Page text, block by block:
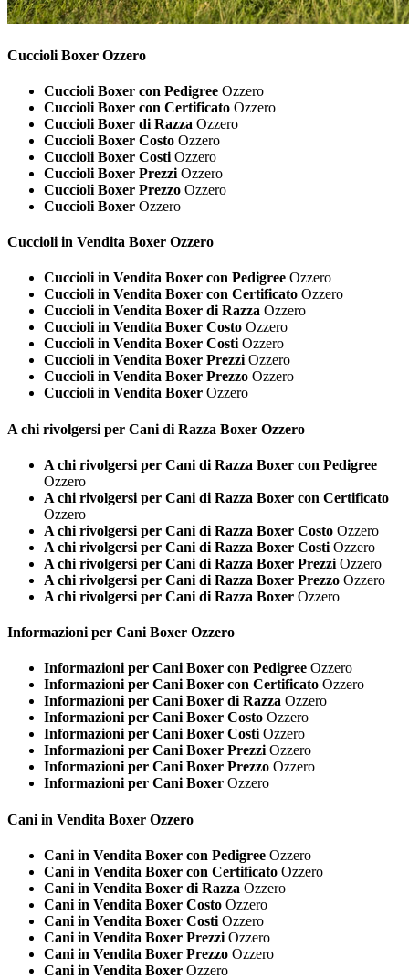
Cuccioli Boxer Ozzero
Cuccioli Boxer con Pedigree Ozzero
Cuccioli Boxer con Certificato Ozzero
Cuccioli Boxer di Razza Ozzero
Cuccioli Boxer Costo Ozzero
Cuccioli Boxer Costi Ozzero
Cuccioli Boxer Prezzi Ozzero
Cuccioli Boxer Prezzo Ozzero
Cuccioli Boxer Ozzero
Cuccioli in Vendita Boxer Ozzero
Cuccioli in Vendita Boxer con Pedigree Ozzero
Cuccioli in Vendita Boxer con Certificato Ozzero
Cuccioli in Vendita Boxer di Razza Ozzero
Cuccioli in Vendita Boxer Costo Ozzero
Cuccioli in Vendita Boxer Costi Ozzero
Cuccioli in Vendita Boxer Prezzi Ozzero
Cuccioli in Vendita Boxer Prezzo Ozzero
Cuccioli in Vendita Boxer Ozzero
A chi rivolgersi per Cani di Razza Boxer Ozzero
A chi rivolgersi per Cani di Razza Boxer con Pedigree
Ozzero
A chi rivolgersi per Cani di Razza Boxer con Certificato
Ozzero
A chi rivolgersi per Cani di Razza Boxer Costo Ozzero
A chi rivolgersi per Cani di Razza Boxer Costi Ozzero
A chi rivolgersi per Cani di Razza Boxer Prezzi Ozzero
A chi rivolgersi per Cani di Razza Boxer Prezzo Ozzero
A chi rivolgersi per Cani di Razza Boxer Ozzero
Informazioni per Cani Boxer Ozzero
Informazioni per Cani Boxer con Pedigree Ozzero
Informazioni per Cani Boxer con Certificato Ozzero
Informazioni per Cani Boxer di Razza Ozzero
Informazioni per Cani Boxer Costo Ozzero
Informazioni per Cani Boxer CostiOzzero
Informazioni per Cani Boxer PrezziOzzero
Informazioni per Cani Boxer Prezzo Ozzero
Informazioni per Cani Boxer Ozzero
Cani in Vendita Boxer Ozzero
Cani in Vendita Boxer con Pedigree Ozzero
Cani in Vendita Boxer con Certificato Ozzero
Cani in Vendita Boxer di Razza Ozzero
Cani in Vendita Boxer Costo Ozzero
Cani in Vendita Boxer Costi Ozzero
Cani in Vendita Boxer Prezzi Ozzero
Cani in Vendita Boxer Prezzo Ozzero
Cani in Vendita Boxer Ozzero